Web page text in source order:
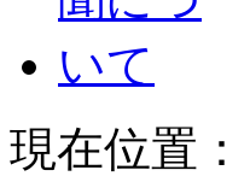
現在位置：